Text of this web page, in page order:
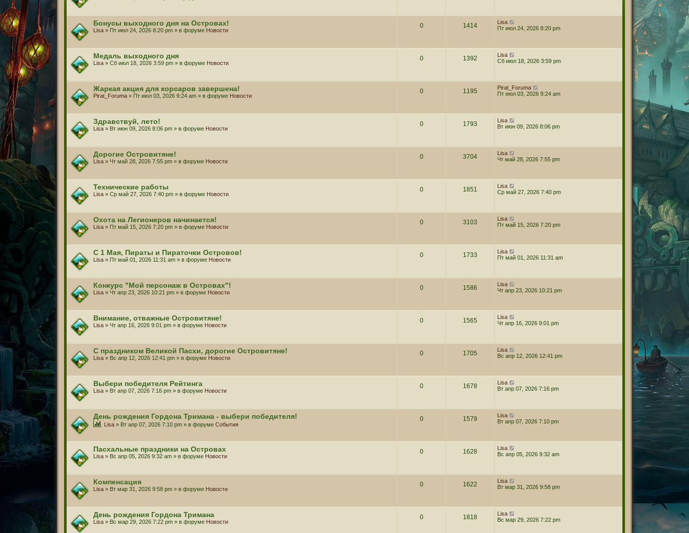
Бонусы выходного дня на Островах!
Lisa» Пт июл 24, 2026 8:20 pm » в форуме Новости
0 1414
Lisa
Пт июл 24, 2026 8:20 pm
Медаль выходного дня
Lisa» Сб июл 18, 2026 3:59 pm » в форуме Новости
0 1392
Lisa
Сб июл 18, 2026 3:59 pm
Жаркая акция для корсаров завершена!
Pirat_Foruma» Пт июл 03, 2026 9:24 am » в форуме Новости
0 1195
Pirat_Foruma
Пт июл 03, 2026 9:24 am
Здравствуй, лето!
Lisa» Вт июн 09, 2026 8:06 pm » в форуме Новости
0 1793
Lisa
Вт июн 09, 2026 8:06 pm
Дорогие Островитяне!
Lisa» Чт май 28, 2026 7:55 pm » в форуме Новости
0 3704
Lisa
Чт май 28, 2026 7:55 pm
Технические работы
Lisa» Ср май 27, 2026 7:40 pm » в форуме Новости
0 1851
Lisa
Ср май 27, 2026 7:40 pm
Охота на Легионеров начинается!
Lisa» Пт май 15, 2026 7:20 pm » в форуме Новости
0 3103
Lisa
Пт май 15, 2026 7:20 pm
С 1 Мая, Пираты и Пираточки Островов!
Lisa» Пт май 01, 2026 11:31 am » в форуме Новости
0 1733
Lisa
Пт май 01, 2026 11:31 am
Конкурс "Мой персонаж в Островах"!
Lisa» Чт апр 23, 2026 10:21 pm » в форуме Новости
0 1586
Lisa
Чт апр 23, 2026 10:21 pm
Внимание, отважные Островитяне!
Lisa» Чт апр 16, 2026 9:01 pm » в форуме Новости
0 1565
Lisa
Чт апр 16, 2026 9:01 pm
С праздником Великой Пасхи, дорогие Островитяне!
Lisa» Вс апр 12, 2026 12:41 pm » в форуме Новости
0 1705
Lisa
Вс апр 12, 2026 12:41 pm
Выбери победителя Рейтинга
Lisa» Вт апр 07, 2026 7:16 pm » в форуме Новости
0 1678
Lisa
Вт апр 07, 2026 7:16 pm
День рождения Гордона Тримана - выбери победителя!
Lisa» Вт апр 07, 2026 7:10 pm » в форуме События
0 1579
Lisa
Вт апр 07, 2026 7:10 pm
Пасхальные праздники на Островах
Lisa» Вс апр 05, 2026 9:32 am » в форуме Новости
0 1628
Lisa
Вс апр 05, 2026 9:32 am
Компенсация
Lisa» Вт мар 31, 2026 9:58 pm » в форуме Новости
0 1622
Lisa
Вт мар 31, 2026 9:58 pm
День рождения Гордона Тримана
Lisa» Вс мар 29, 2026 7:22 pm » в форуме Новости
0 1818
Lisa
Вс мар 29, 2026 7:22 pm